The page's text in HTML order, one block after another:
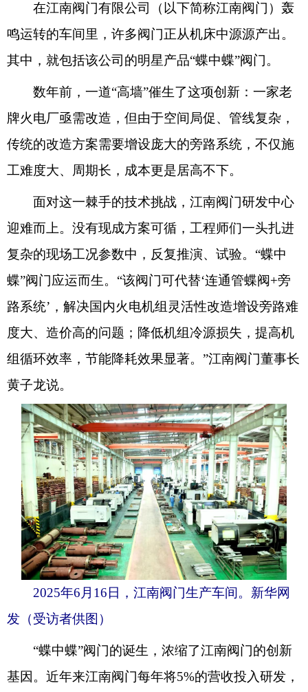
在江南阀门有限公司（以下简称江南阀门）轰
鸣运转的车间里，许多阀门正从机床中源源产出。
其中，就包括该公司的明星产品“蝶中蝶”阀门。
数年前，一道“高墙”催生了这项创新：一家老
牌火电厂亟需改造，但由于空间局促、管线复杂，
传统的改造方案需要增设庞大的旁路系统，不仅施
工难度大、周期长，成本更是居高不下。
面对这一棘手的技术挑战，江南阀门研发中心
迎难而上。没有现成方案可循，工程师们一头扎进
复杂的现场工况参数中，反复推演、试验。“蝶中
蝶”阀门应运而生。“该阀门可代替‘连通管蝶阀+旁
路系统’，解决国内火电机组灵活性改造增设旁路难
度大、造价高的问题；降低机组冷源损失，提高机
组循环效率，节能降耗效果显著。”江南阀门董事长
黄子龙说。
2025年6月16日，江南阀门生产车间。新华网
发（受访者供图）
“蝶中蝶”阀门的诞生，浓缩了江南阀门的创新
基因。近年来江南阀门每年将5%的营收投入研发，